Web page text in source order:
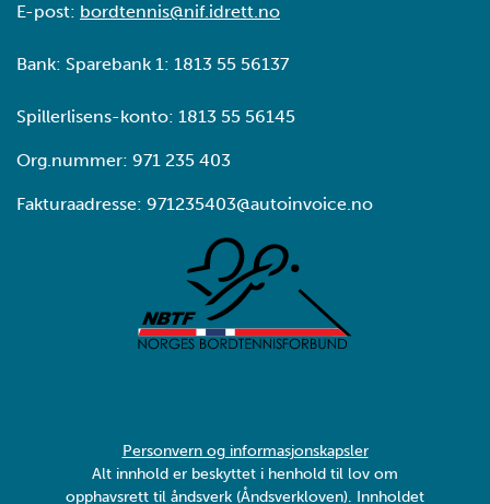
E-post: bordtennis@nif.idrett.no
Bank: Sparebank 1: 1813 55 56137
Spillerlisens-konto: 1813 55 56145
Org.nummer: 971 235 403
Fakturaadresse: 971235403@autoinvoice.no
Personvern og informasjonskapsler
Alt innhold er beskyttet i henhold til lov om
opphavsrett til åndsverk (Åndsverkloven). Innholdet